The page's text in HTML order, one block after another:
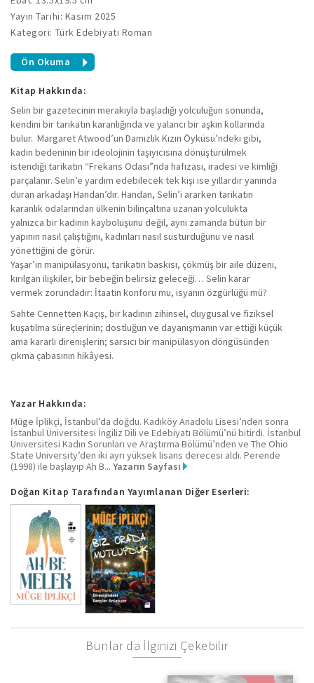
Yayın Tarihi: Kasım 2025
Kategori: Türk Edebiyatı Roman
Ön Okuma
Kitap Hakkında:
Selin bir gazetecinin merakıyla başladığı yolculuğun sonunda,
kendini bir tarikatın karanlığında ve yalancı bir aşkın kollarında
bulur. Margaret Atwood’un Damızlık Kızın Öyküsü’ndeki gibi,
kadın bedeninin bir ideolojinin taşıyıcısına dönüştürülmek
istendiği tarikatın “Frekans Odası”nda hafızası, iradesi ve kimliği
parçalanır. Selin’e yardım edebilecek tek kişi ise yıllardır yanında
duran arkadaşı Handan’dır. Handan, Selin’i ararken tarikatın
karanlık odalarından ülkenin bilinçaltına uzanan yolculukta
yalnızca bir kadının kayboluşunu değil, aynı zamanda bütün bir
yapının nasıl çalıştığını, kadınları nasıl susturduğunu ve nasıl
yönettiğini de görür.
Yaşar’ın manipülasyonu, tarikatın baskısı, çökmüş bir aile düzeni,
kırılgan ilişkiler, bir bebeğin belirsiz geleceği… Selin karar
vermek zorundadır: İtaatin konforu mu, isyanın özgürlüğü mü?
Sahte Cennetten Kaçış, bir kadının zihinsel, duygusal ve fiziksel
kuşatılma süreçlerinin; dostluğun ve dayanışmanın var ettiği küçük
ama kararlı direnişlerin; sarsıcı bir manipülasyon döngüsünden
çıkma çabasının hikâyesi.
Yazar Hakkında:
Müge İplikçi, İstanbul’da doğdu. Kadıköy Anadolu Lisesi’nden sonra
İstanbul Üniversitesi İngiliz Dili ve Edebiyatı Bölümü’nü bitirdi. İstanbul
Üniversitesi Kadın Sorunları ve Araştırma Bölümü’nden ve The Ohio
State University’den iki ayrı yüksek lisans derecesi aldı. Perende
(1998) ile başlayıp Ah B... Yazarın Sayfası
Doğan Kitap Tarafından Yayımlanan Diğer Eserleri:
Bunlar da İlginizi Çekebilir